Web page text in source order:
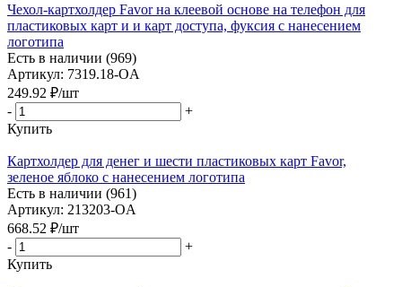
Чехол-картхолдер Favor на клеевой основе на телефон для
пластиковых карт и и карт доступа, фуксия с нанесением
логотипа
Есть в наличии (969)
Артикул: 7319.18-OA
249.92 ₽/шт
-
+
Купить
Картхолдер для денег и шести пластиковых карт Favor,
зеленое яблоко с нанесением логотипа
Есть в наличии (961)
Артикул: 213203-OA
668.52 ₽/шт
-
+
Купить